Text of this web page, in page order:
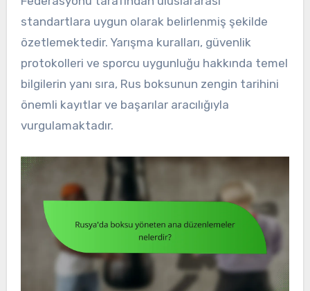
standartlara uygun olarak belirlenmiş şekilde
özetlemektedir. Yarışma kuralları, güvenlik
protokolleri ve sporcu uygunluğu hakkında temel
bilgilerin yanı sıra, Rus boksunun zengin tarihini
önemli kayıtlar ve başarılar aracılığıyla
vurgulamaktadır.